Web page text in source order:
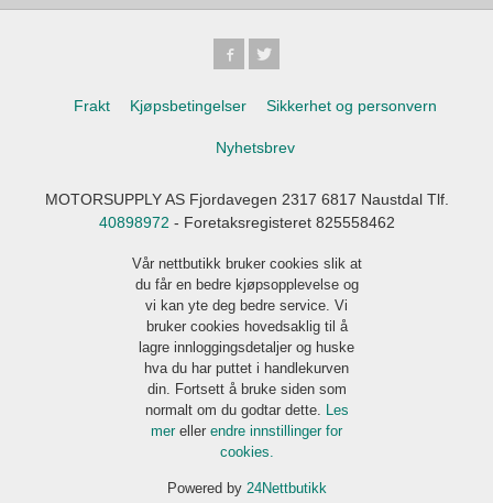
Frakt Kjøpsbetingelser Sikkerhet og personvern
Nyhetsbrev
MOTORSUPPLY AS Fjordavegen 2317 6817 Naustdal Tlf.
40898972 - Foretaksregisteret 825558462
Vår nettbutikk bruker cookies slik at
du får en bedre kjøpsopplevelse og
vi kan yte deg bedre service. Vi
bruker cookies hovedsaklig til å
lagre innloggingsdetaljer og huske
hva du har puttet i handlekurven
din. Fortsett å bruke siden som
normalt om du godtar dette. Les
mer eller endre innstillinger for
cookies.
Powered by 24Nettbutikk